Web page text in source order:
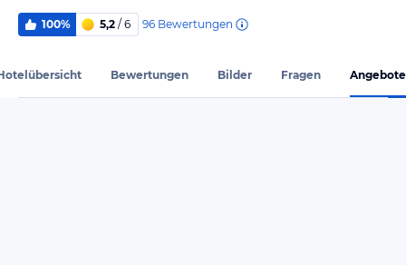
100% 5,2 / 6 96 Bewertungen
Bewertungen Bilder Fragen Angebote